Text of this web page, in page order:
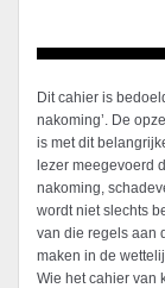
Dit cahier is
nakoming’. De
is met dit
lezer meegevoerd
nakoming,
wordt niet slechts
van die regels aan
maken in de
Wie het cahier van